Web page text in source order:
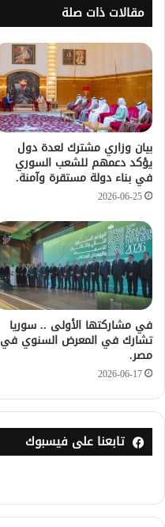
مقالات ذات صلة
بيان وزاري مشترك لعدة دول
يؤكد دعمهم للشعب السوري
في بناء دولة مستقرة وآمنة.
2026-06-25
في مشاركتها الأولى .. سوريا
تشارك في المعرض السنوي في
مصر.
2026-06-17
تابعنا على فيسبوك